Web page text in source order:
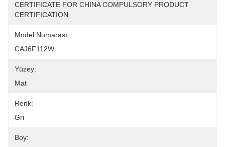
CERTIFICATE FOR CHINA COMPULSORY PRODUCT
CERTIFICATION
Model Numarası:
CAJ6F112W
Yüzey:
Mat
Renk:
Gri
Boy: